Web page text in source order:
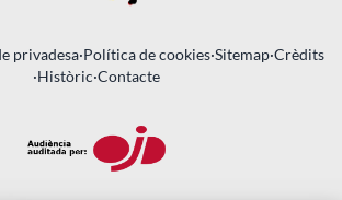
privadesa·Política de cookies·Sitemap·Crèdits
·Històric·Contacte